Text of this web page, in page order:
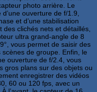
photo arrière. Le
ouverture de f/1.9,
et d’une stabilisation
des clichés nets et détaillés,
ultra grand-angle de 8
vous permet de saisir des
de groupe. Enfin, le
ouverture de f/2.4, vous
gros plans sur des objets ou
enregistrer des vidéos
60 ou 120 fps, avec un